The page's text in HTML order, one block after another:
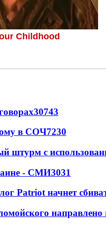
30743
в СОЧ7230
штурм с
- СМИ3031
Patriot начнет
направлено